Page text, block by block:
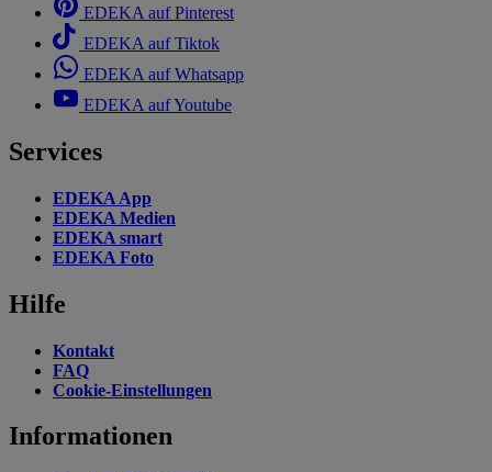
EDEKA auf Pinterest
EDEKA auf Tiktok
EDEKA auf Whatsapp
EDEKA auf Youtube
Services
EDEKA App
EDEKA Medien
EDEKA smart
EDEKA Foto
Hilfe
Kontakt
FAQ
Cookie-Einstellungen
Informationen